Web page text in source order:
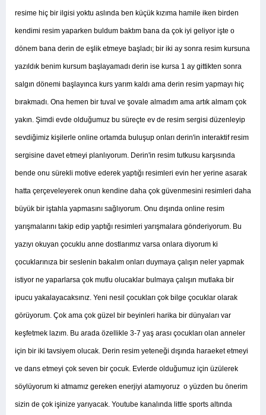
resime hiç bir ilgisi yoktu aslında ben küçük kızıma hamile iken birden
kendimi resim yaparken buldum baktım bana da çok iyi geliyor işte o
dönem bana derin de eşlik etmeye başladı; bir iki ay sonra resim kursuna
yazıldık benim kursum başlayamadı derin ise kursa 1 ay gittikten sonra
salgın dönemi başlayınca kurs yarım kaldı ama derin resim yapmayı hiç
bırakmadı. Ona hemen bir tuval ve şovale almadım ama artık almam çok
yakın. Şimdi evde olduğumuz bu süreçte ev de resim sergisi düzenleyip
sevdiğimiz kişilerle online ortamda buluşup onları derin'in interaktif resim
sergisine davet etmeyi planlıyorum. Derin'in resim tutkusu karşısında
bende onu sürekli motive ederek yaptığı resimleri evin her yerine asarak
hatta çerçeveleyerek onun kendine daha çok güvenmesini resimleri daha
büyük bir iştahla yapmasını sağlıyorum. Onu dışında online resim
yarışmalarını takip edip yaptığı resimleri yarışmalara gönderiyorum. Bu
yazıyı okuyan çocuklu anne dostlarımız varsa onlara diyorum ki
çocuklarınıza bir seslenin bakalım onları duymaya çalışın neler yapmak
istiyor ne yaparlarsa çok mutlu olucaklar bulmaya çalışın mutlaka bir
ipucu yakalayacaksınız. Yeni nesil çocukları çok bilge çocuklar olarak
görüyorum. Çok ama çok güzel bir beyinleri harika bir dünyaları var
keşfetmek lazım. Bu arada özellikle 3-7 yaş arası çocukları olan anneler
için bir iki tavsiyem olucak. Derin resim yeteneği dışında haraeket etmeyi
ve dans etmeyi çok seven bir çocuk. Evlerde olduğumuz için üzülerek
söylüyorum ki atmamız gereken enerjiyi atamıyoruz o yüzden bu önerim
sizin de çok işinize yarıyacak. Youtube kanalında little sports altında